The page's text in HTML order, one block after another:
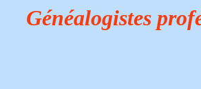
Généalogistes